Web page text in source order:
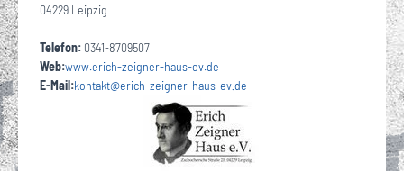
04229 Leipzig
Telefon: 0341-8709507
Web:www.erich-zeigner-haus-ev.de
E-Mail:kontakt@erich-zeigner-haus-ev·de